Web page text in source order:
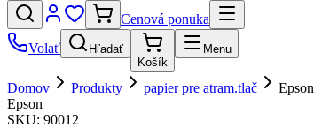
Cenová ponuka
Volať
Hľadať
Košík
Menu
Domov Produkty papier pre atram.tlač
Epson
SKU: 90012